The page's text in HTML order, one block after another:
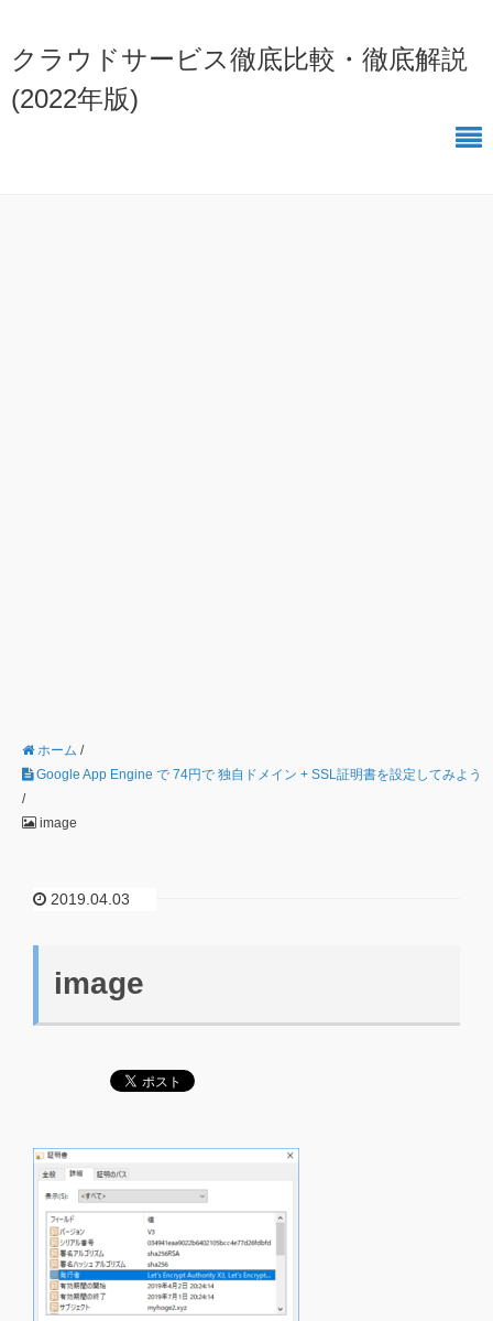
クラウドサービス徹底比較・徹底解説
(2022年版)
ホーム /
Google App Engine で 74円で 独自ドメイン + SSL証明書を設定してみよう
/
image
2019.04.03
image